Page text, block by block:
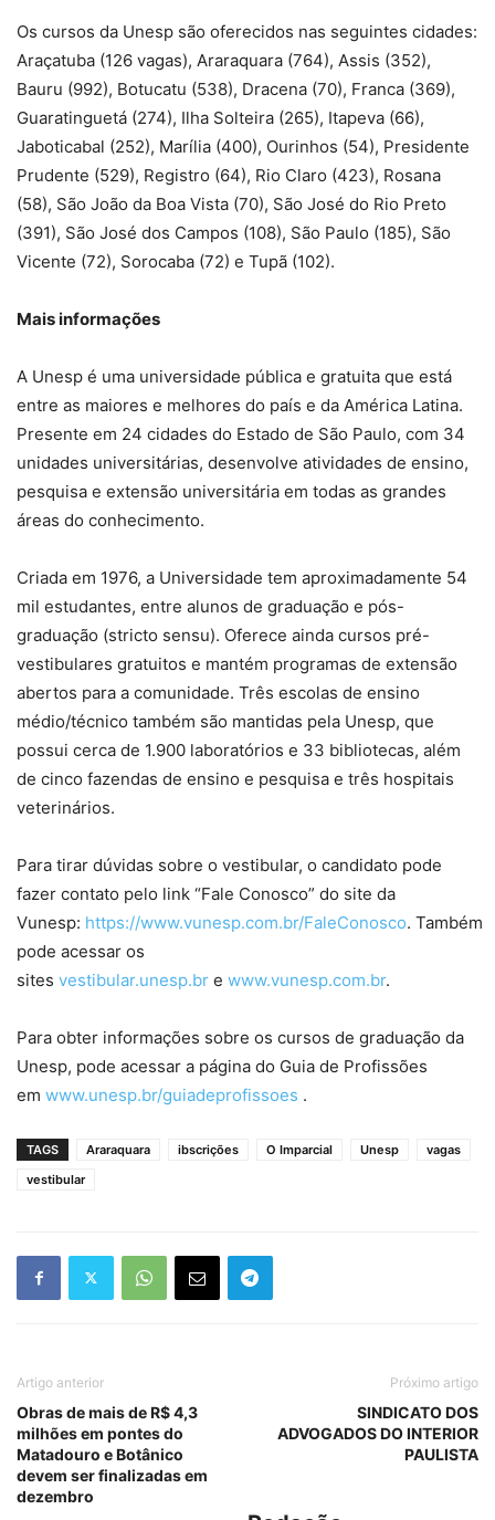
Os cursos da Unesp são oferecidos nas seguintes cidades:
Araçatuba (126 vagas), Araraquara (764), Assis (352),
Bauru (992), Botucatu (538), Dracena (70), Franca (369),
Guaratinguetá (274), Ilha Solteira (265), Itapeva (66),
Jaboticabal (252), Marília (400), Ourinhos (54), Presidente
Prudente (529), Registro (64), Rio Claro (423), Rosana
(58), São João da Boa Vista (70), São José do Rio Preto
(391), São José dos Campos (108), São Paulo (185), São
Vicente (72), Sorocaba (72) e Tupã (102).
Mais informações
A Unesp é uma universidade pública e gratuita que está
entre as maiores e melhores do país e da América Latina.
Presente em 24 cidades do Estado de São Paulo, com 34
unidades universitárias, desenvolve atividades de ensino,
pesquisa e extensão universitária em todas as grandes
áreas do conhecimento.
Criada em 1976, a Universidade tem aproximadamente 54
mil estudantes, entre alunos de graduação e pós-
graduação (stricto sensu). Oferece ainda cursos pré-
vestibulares gratuitos e mantém programas de extensão
abertos para a comunidade. Três escolas de ensino
médio/técnico também são mantidas pela Unesp, que
possui cerca de 1.900 laboratórios e 33 bibliotecas, além
de cinco fazendas de ensino e pesquisa e três hospitais
veterinários.
Para tirar dúvidas sobre o vestibular, o candidato pode
fazer contato pelo link “Fale Conosco” do site da
Vunesp: https://www.vunesp.com.br/FaleConosco. Também
pode acessar os
sites vestibular.unesp.br e www.vunesp.com.br.
Para obter informações sobre os cursos de graduação da
Unesp, pode acessar a página do Guia de Profissões
em www.unesp.br/guiadeprofissoes .
TAGS Araraquara ibscrições O Imparcial Unesp
vagas
vestibular
Artigo anterior
Obras de mais de R$ 4,3
milhões em pontes do
Matadouro e Botânico
devem ser finalizadas em
dezembro
Próximo artigo
SINDICATO DOS
ADVOGADOS DO INTERIOR
PAULISTA